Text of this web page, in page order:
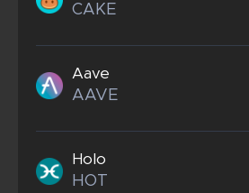
CAKE
Aave
AAVE
Holo
HOT